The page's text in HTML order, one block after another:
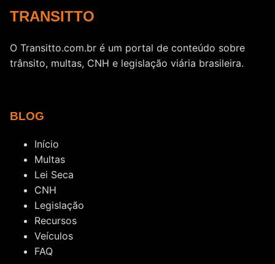
TRANSITTO
O Transitto.com.br é um portal de conteúdo sobre
trânsito, multas, CNH e legislação viária brasileira.
BLOG
Início
Multas
Lei Seca
CNH
Legislação
Recursos
Veículos
FAQ